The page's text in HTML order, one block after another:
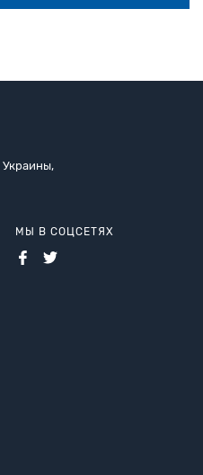
Украины,
МЫ В СОЦСЕТЯХ